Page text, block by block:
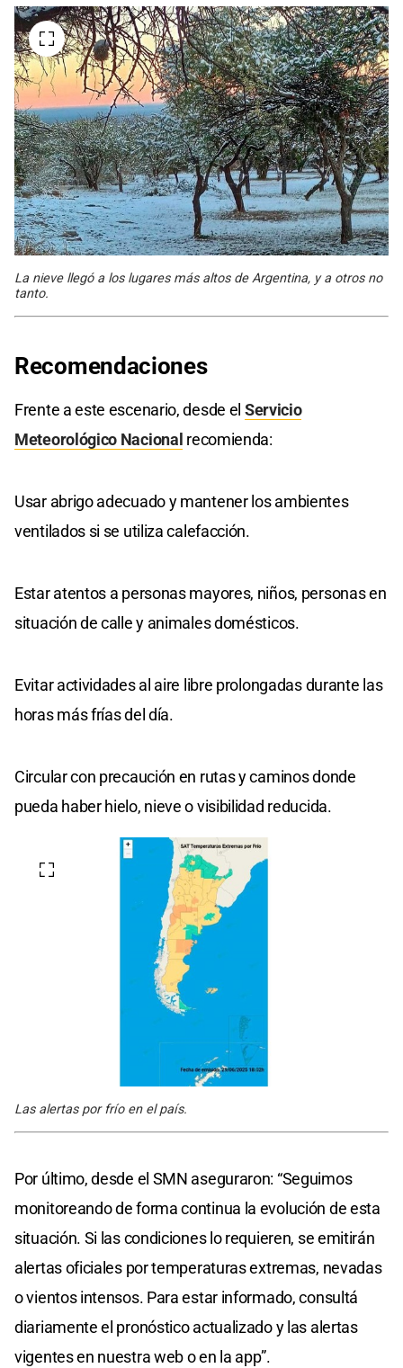
La nieve llegó a los lugares más altos de Argentina, y a otros no
tanto.
Recomendaciones
Frente a este escenario, desde el Servicio
Meteorológico Nacional recomienda:
Usar abrigo adecuado y mantener los ambientes
ventilados si se utiliza calefacción.
Estar atentos a personas mayores, niños, personas en
situación de calle y animales domésticos.
Evitar actividades al aire libre prolongadas durante las
horas más frías del día.
Circular con precaución en rutas y caminos donde
pueda haber hielo, nieve o visibilidad reducida.
Las alertas por frío en el país.
Por último, desde el SMN aseguraron: “Seguimos
monitoreando de forma continua la evolución de esta
situación. Si las condiciones lo requieren, se emitirán
alertas oficiales por temperaturas extremas, nevadas
o vientos intensos. Para estar informado, consultá
diariamente el pronóstico actualizado y las alertas
vigentes en nuestra web o en la app”.